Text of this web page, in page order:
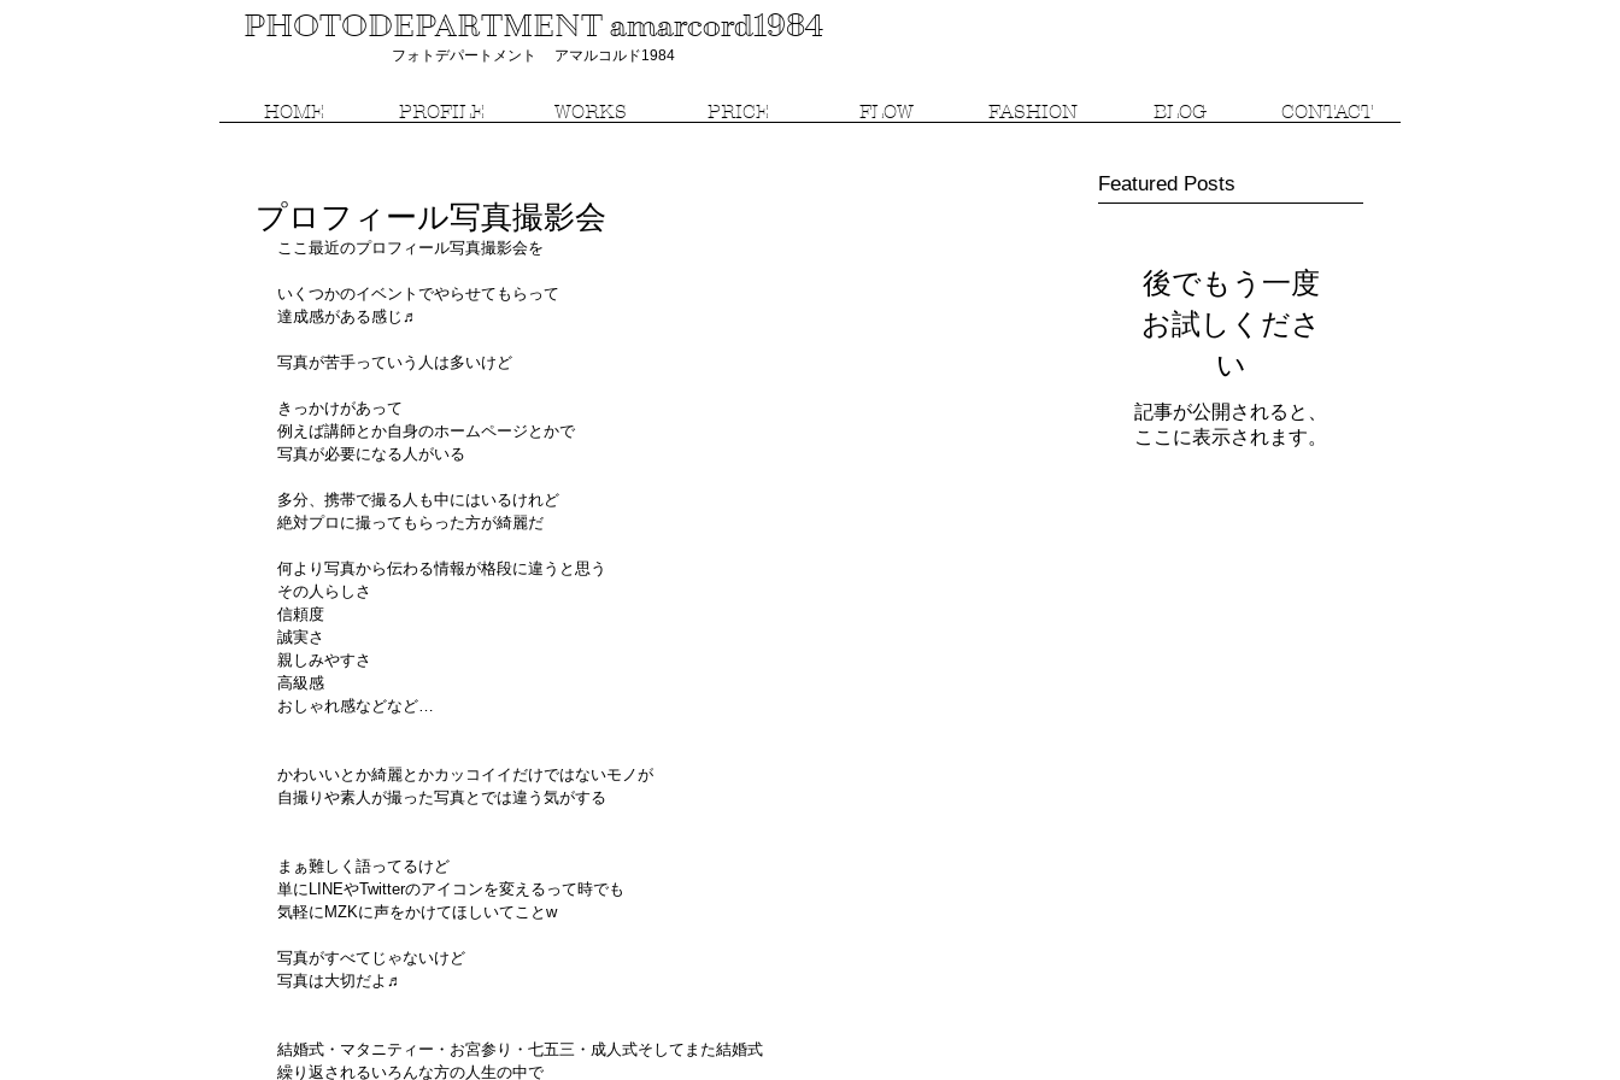
PHOTODEPARTMENT amarcord1984
フォトデパートメント アマルコルド1984
HOME PROFILE WORKS PRICE FLOW FASHION BLOG CONTACT
プロフィール写真撮影会
ここ最近のプロフィール写真撮影会を
いくつかのイベントでやらせてもらって
達成感がある感じ♬
写真が苦手っていう人は多いけど
きっかけがあって
例えば講師とか自身のホームページとかで
写真が必要になる人がいる
多分、携帯で撮る人も中にはいるけれど
絶対プロに撮ってもらった方が綺麗だ
何より写真から伝わる情報が格段に違うと思う
その人らしさ
信頼度
誠実さ
親しみやすさ
高級感
おしゃれ感などなど…
かわいいとか綺麗とかカッコイイだけではないモノが
自撮りや素人が撮った写真とでは違う気がする
まぁ難しく語ってるけど
単にLINEやTwitterのアイコンを変えるって時でも
気軽にMZKに声をかけてほしいてことw
写真がすべてじゃないけど
写真は大切だよ♬
結婚式・マタニティー・お宮参り・七五三・成人式そしてまた結婚式
繰り返されるいろんな方の人生の中で
Featured Posts
後でもう一度
お試しくださ
い
記事が公開されると、
ここに表示されます。